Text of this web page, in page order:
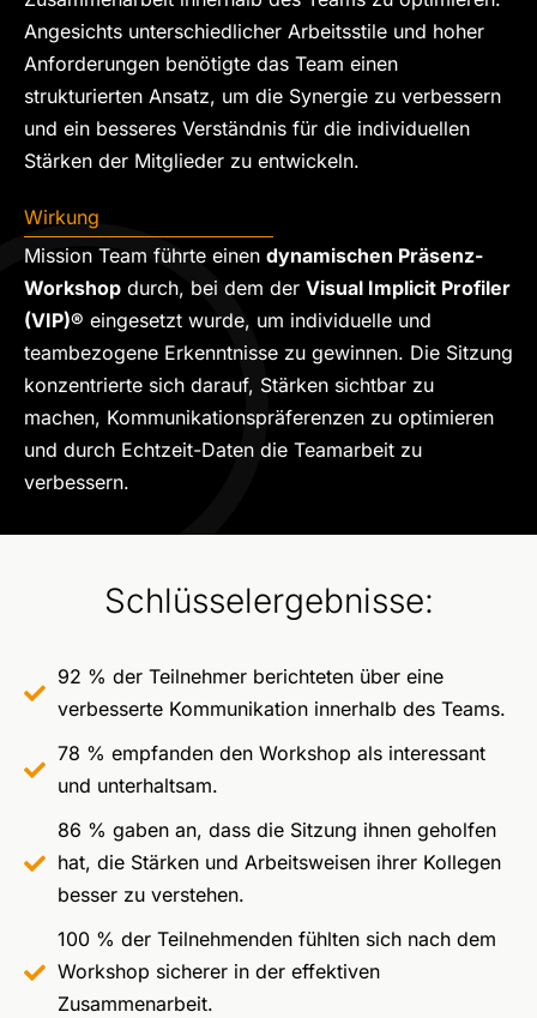
Angesichts unterschiedlicher Arbeitsstile und hoher
Anforderungen benötigte das Team einen
strukturierten Ansatz, um die Synergie zu verbessern
und ein besseres Verständnis für die individuellen
Stärken der Mitglieder zu entwickeln.
Wirkung
Mission Team führte einen dynamischen Präsenz-
Workshop durch, bei dem der Visual Implicit Profiler
(VIP)® eingesetzt wurde, um individuelle und
teambezogene Erkenntnisse zu gewinnen. Die Sitzung
konzentrierte sich darauf, Stärken sichtbar zu
machen, Kommunikationspräferenzen zu optimieren
und durch Echtzeit-Daten die Teamarbeit zu
verbessern.
Schlüsselergebnisse:
92 % der Teilnehmer berichteten über eine
verbesserte Kommunikation innerhalb des Teams.
78 % empfanden den Workshop als interessant
und unterhaltsam.
86 % gaben an, dass die Sitzung ihnen geholfen
hat, die Stärken und Arbeitsweisen ihrer Kollegen
besser zu verstehen.
100 % der Teilnehmenden fühlten sich nach dem
Workshop sicherer in der effektiven
Zusammenarbeit.